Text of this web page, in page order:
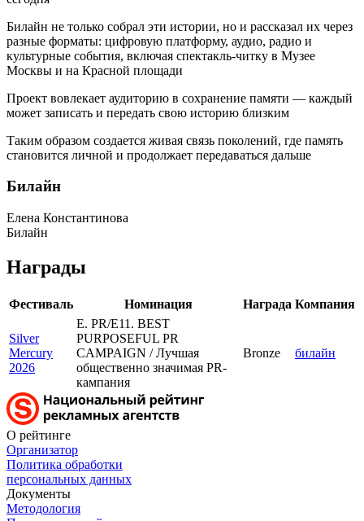
Билайн не только собрал эти истории, но и рассказал их через
разные форматы: цифровую платформу, аудио, радио и
культурные события, включая спектакль-читку в Музее
Москвы и на Красной площади
Проект вовлекает аудиторию в сохранение памяти — каждый
может записать и передать свою историю близким
Таким образом создается живая связь поколений, где память
становится личной и продолжает передаваться дальше
Билайн
Елена Константинова
Билайн
Награды
Фестиваль Номинация Награда Компания
Silver
Mercury
2026
E. PR/E11. BEST
PURPOSEFUL PR
CAMPAIGN / Лучшая
общественно значимая PR-
кампания
Bronze билайн
О рейтинге
Организатор
Политика обработки
персональных данных
Документы
Методология